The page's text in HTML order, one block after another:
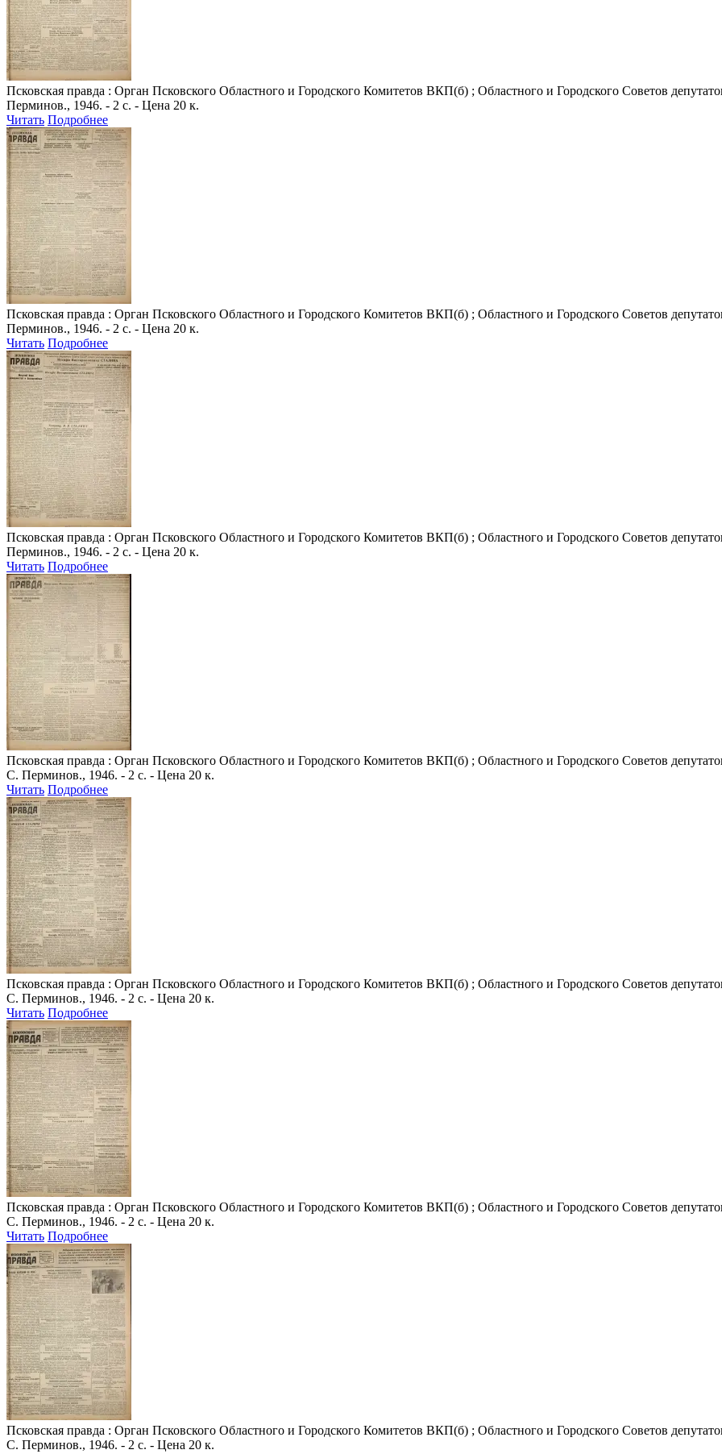
Псковская правда : Орган Псковского Областного и Городского Комитетов ВКП(б) ; Областного и Городского Советов
Перминов., 1946. - 2 с. - Цена 20 к.
Читать Подробнее
Псковская правда : Орган Псковского Областного и Городского Комитетов ВКП(б) ; Областного и Городского Советов
Перминов., 1946. - 2 с. - Цена 20 к.
Читать Подробнее
Псковская правда : Орган Псковского Областного и Городского Комитетов ВКП(б) ; Областного и Городского Советов
Перминов., 1946. - 2 с. - Цена 20 к.
Читать Подробнее
Псковская правда : Орган Псковского Областного и Городского Комитетов ВКП(б) ; Областного и Городского Советов
С. Перминов., 1946. - 2 с. - Цена 20 к.
Читать Подробнее
Псковская правда : Орган Псковского Областного и Городского Комитетов ВКП(б) ; Областного и Городского Советов
С. Перминов., 1946. - 2 с. - Цена 20 к.
Читать Подробнее
Псковская правда : Орган Псковского Областного и Городского Комитетов ВКП(б) ; Областного и Городского Советов
С. Перминов., 1946. - 2 с. - Цена 20 к.
Читать Подробнее
Псковская правда : Орган Псковского Областного и Городского Комитетов ВКП(б) ; Областного и Городского Советов
С. Перминов., 1946. - 2 с. - Цена 20 к.